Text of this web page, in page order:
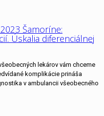
Šamoríne:
Úskalia diferenciálnej
lekárov vám chceme
komplikácie prináša
v ambulancii všeobecného